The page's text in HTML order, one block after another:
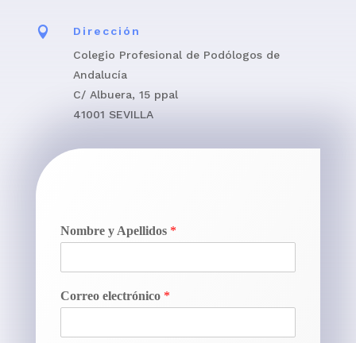

Dirección
Colegio Profesional de Podólogos de
Andalucía
C/ Albuera, 15 ppal
41001 SEVILLA
Nombre y Apellidos *
Correo electrónico *